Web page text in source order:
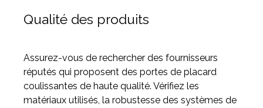
Qualité des produits
Assurez-vous de rechercher des fournisseurs
réputés qui proposent des portes de placard
coulissantes de haute qualité. Vérifiez les
matériaux utilisés, la robustesse des systèmes de